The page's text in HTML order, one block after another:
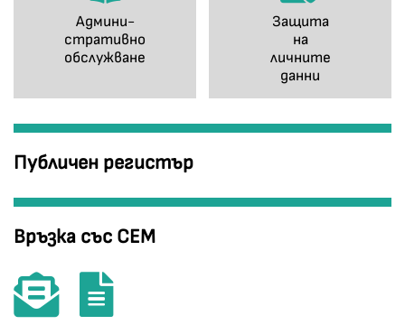
Админи-
стративно
обслужване
Защита
на
личните
данни
Публичен регистър
Връзка със СЕМ